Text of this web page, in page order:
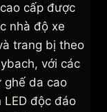
cấp được
nhà độ xe
trang bị theo
với các
ghế da cao
độc đáo